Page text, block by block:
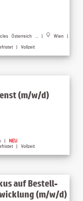
Österreich ... |
Wien |
| Vollzeit
(m/w/d)
| NEU
| Vollzeit
auf Bestell-
(m/w/d)